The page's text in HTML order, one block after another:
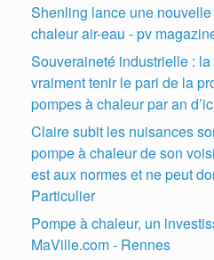
Shenling lance une
chaleur air-eau - pv
Souveraineté industrielle :
vraiment tenir le pari de la
pompes à chaleur par an
Claire subit les nuisances
pompe à chaleur de son
est aux normes et ne peut
Particulier
Pompe à chaleur, un
MaVille.com - Rennes